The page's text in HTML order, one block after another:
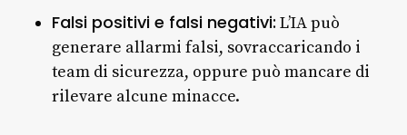
Falsi positivi e falsi negativi: L’IA può
generare allarmi falsi, sovraccaricando i
team di sicurezza, oppure può mancare di
rilevare alcune minacce.